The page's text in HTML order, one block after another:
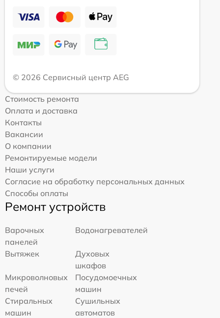
© 2026 Сервисный центр AEG
Стоимость ремонта
Оплата и доставка
Контакты
Вакансии
О компании
Ремонтируемые модели
Наши услуги
Согласие на обработку персональных данных
Способы оплаты
Ремонт устройств
Варочных
панелей
Водонагревателей
Вытяжек
Духовых
шкафов
Микроволновых
печей
Посудомоечных
машин
Стиральных
машин
Сушильных
автоматов